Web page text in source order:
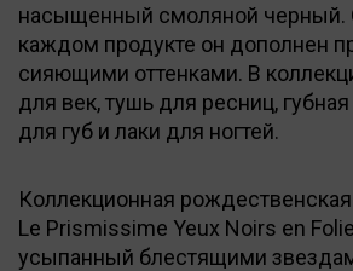
насыщенный смоляной черный.
каждом продукте он дополнен
сияющими оттенками. В
для век, тушь для ресниц,
для губ и лаки для ногтей.
Коллекционная рождественская
Le Prismissime Yeux Noirs en
усыпанный блестящими